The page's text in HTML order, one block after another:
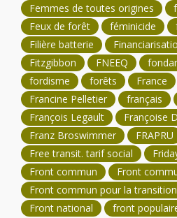
Femmes de toutes origines
Feux de forêt
féminicide
Filière batterie
Fitzgibbon
FNEEQ
fordisme
forêts France
Francine Pelletier
français
François Legault
Françoise
Franz Broswimmer
FRAPRU
Free transit. tarif social
Front commun
Front
Front commun pour la
Front national
front